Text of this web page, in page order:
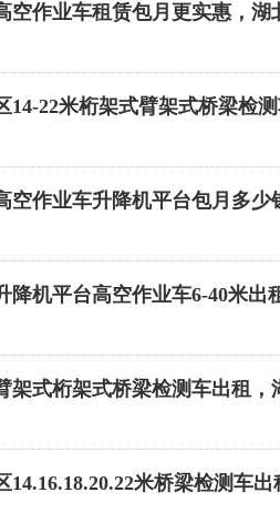
空作业车租赁包月更实惠，
14-22米桁架式臂架式桥梁检
空作业车升降机平台包月多
降机平台高空作业车6-40米出
架式桁架式桥梁检测车出租，
14.16.18.20.22米桥梁检测车